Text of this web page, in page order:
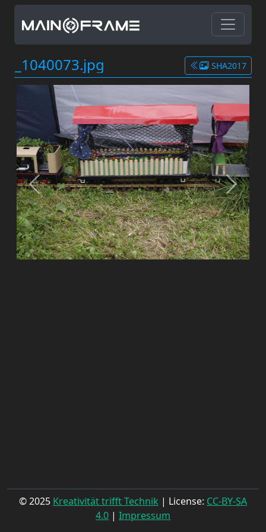
_1040073.jpg SHA2017
© 2025 Kreativität trifft Technik | License: CC-BY-SA
4.0 | Impressum